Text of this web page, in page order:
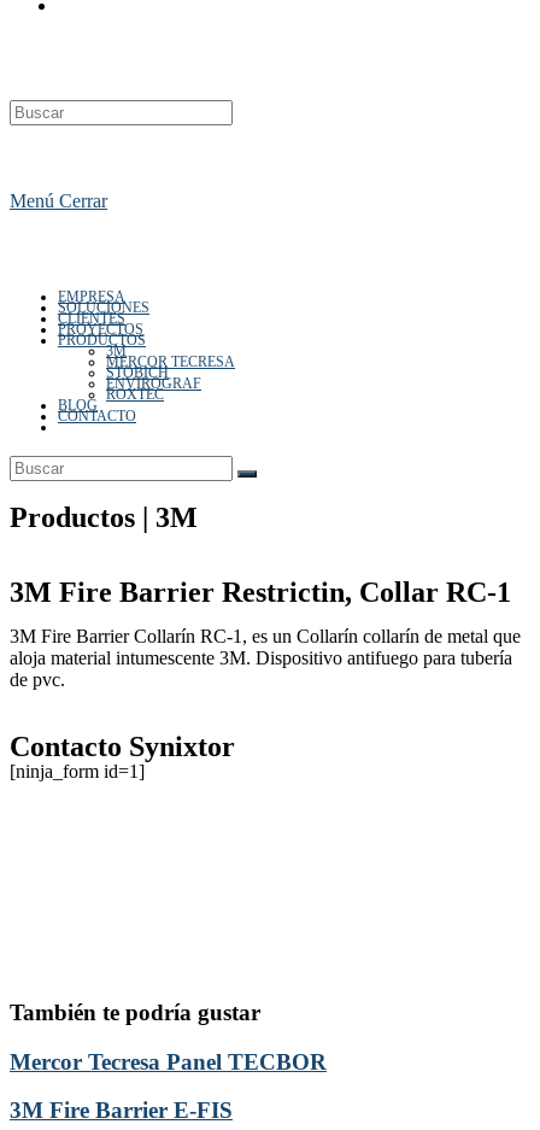
de
la
web
Menú Cerrar
EMPRESA
SOLUCIONES
CLIENTES
PROYECTOS
PRODUCTOS
3M
MERCOR TECRESA
STOBICH
ENVIROGRAF
ROXTEC
BLOG
CONTACTO
Alternar
de
la
Productos | 3M
3M Fire Barrier Restrictin, Collar RC-1
3M Fire Barrier Collarín RC-1, es un Collarín collarín de metal que
aloja material intumescente 3M. Dispositivo antifuego para tubería
de pvc.
Contacto Synixtor
[ninja_form id=1]
También te podría gustar
Mercor Tecresa Panel TECBOR
3M Fire Barrier E-FIS